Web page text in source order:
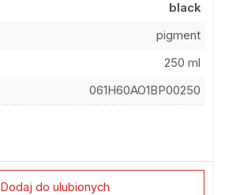
black
pigment
250 ml
061H60AO1BP00250
Dodaj do ulubionych